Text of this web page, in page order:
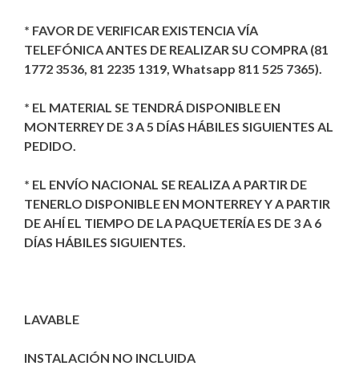
* FAVOR DE VERIFICAR EXISTENCIA VÍA
TELEFÓNICA ANTES DE REALIZAR SU COMPRA (81
1772 3536, 81 2235 1319, Whatsapp 811 525 7365).
* EL MATERIAL SE TENDRÁ DISPONIBLE EN
MONTERREY DE 3 A 5 DÍAS HÁBILES SIGUIENTES AL
PEDIDO.
* EL ENVÍO NACIONAL SE REALIZA A PARTIR DE
TENERLO DISPONIBLE EN MONTERREY Y A PARTIR
DE AHÍ EL TIEMPO DE LA PAQUETERÍA ES DE 3 A 6
DÍAS HÁBILES SIGUIENTES.
LAVABLE
INSTALACIÓN NO INCLUIDA